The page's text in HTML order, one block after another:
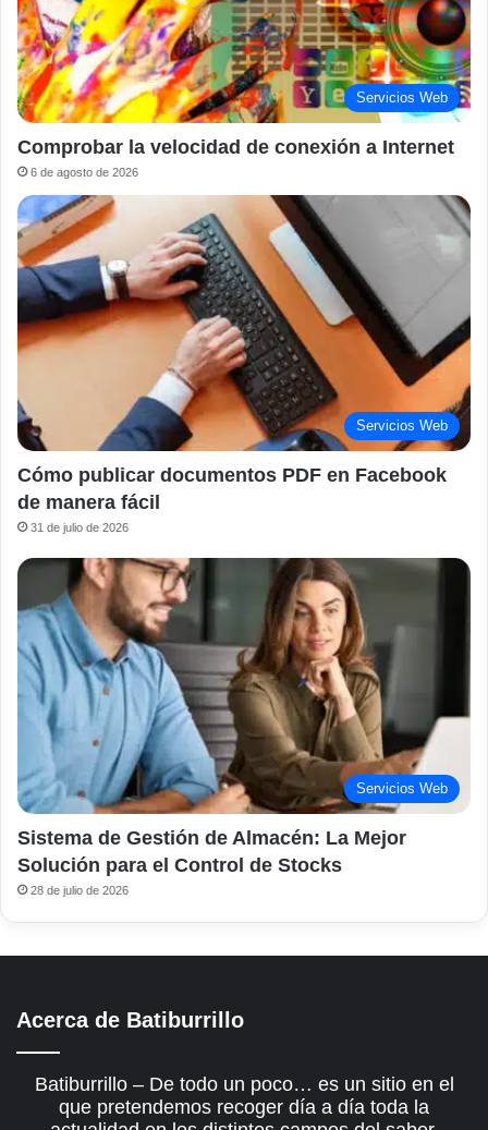
Servicios Web
Comprobar la velocidad de conexión a Internet
6 de agosto de 2026
Servicios Web
Cómo publicar documentos PDF en Facebook
de manera fácil
31 de julio de 2026
Servicios Web
Sistema de Gestión de Almacén: La Mejor
Solución para el Control de Stocks
28 de julio de 2026
Acerca de Batiburrillo
Batiburrillo – De todo un poco… es un sitio en el
que pretendemos recoger día a día toda la